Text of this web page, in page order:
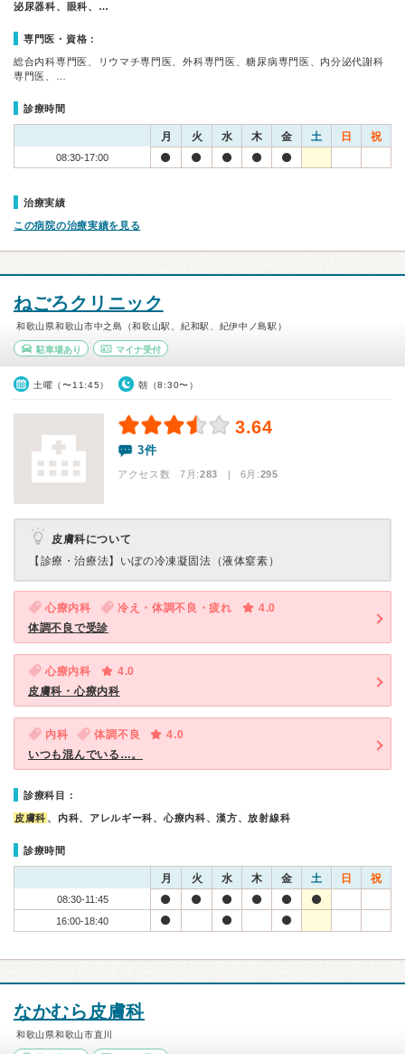
泌尿器科、眼科、…
専門医・資格：
総合内科専門医、リウマチ専門医、外科専門医、糖尿病専門医、内分泌代謝科
専門医、…
診療時間
月 火 水 木 金 土 日 祝
08:30-17:00
治療実績
この病院の治療実績を見る
ねごろクリニック
和歌山県和歌山市中之島（和歌山駅、紀和駅、紀伊中ノ島駅）
駐車場あり マイナ受付
土曜（〜11:45） 朝（8:30〜）
3.64
3件
アクセス数 7月:283 | 6月:295
皮膚科について
【診療・治療法】 いぼの冷凍凝固法（液体窒素）
心療内科 冷え・体調不良・疲れ
4.0
体調不良で受診
心療内科
4.0
皮膚科・心療内科
内科 体調不良
4.0
いつも混んでいる…。
診療科目：
皮膚科 、内科、アレルギー科、心療内科、漢方、放射線科
診療時間
月 火 水 木 金 土 日 祝
08:30-11:45
16:00-18:40
なかむら皮膚科
和歌山県和歌山市直川